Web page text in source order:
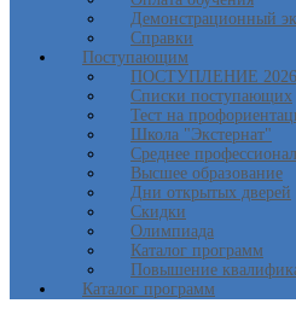
Демонстрационный
Справки
Поступающим
ПОСТУПЛЕНИЕ 2026
Списки поступающих
Тест на
Школа "Экстернат"
Среднее
Высшее образование
Дни открытых дверей
Скидки
Олимпиада
Каталог программ
Повышение
Каталог программ